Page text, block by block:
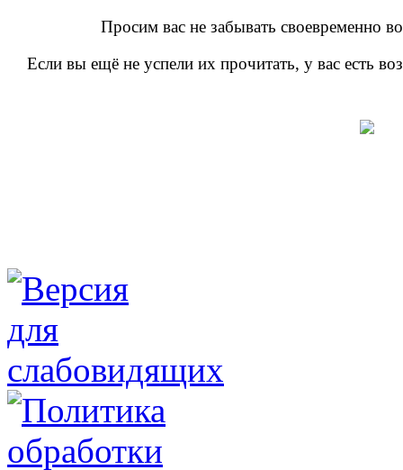
Просим вас не забывать своевременно
Если вы ещё не успели их прочитать, у вас есть